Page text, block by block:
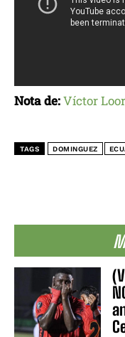
Nota de:Víctor
TAGS DOMINGUEZ